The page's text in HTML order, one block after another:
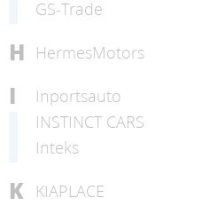
GS-Trade
H HermesMotors
I
Inportsauto
INSTINCT CARS
Inteks
K
KIAPLACE